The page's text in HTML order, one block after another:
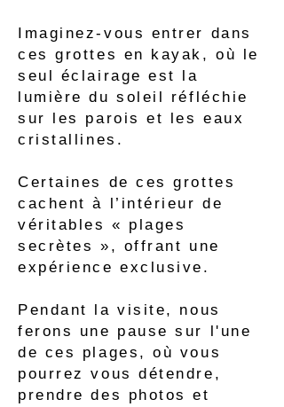
Imaginez-vous entrer dans
ces grottes en kayak, où le
seul éclairage est la
lumière du soleil réfléchie
sur les parois et les eaux
cristallines.
Certaines de ces grottes
cachent à l’intérieur de
véritables « plages
secrètes », offrant une
expérience exclusive.
Pendant la visite, nous
ferons une pause sur l'une
de ces plages, où vous
pourrez vous détendre,
prendre des photos et